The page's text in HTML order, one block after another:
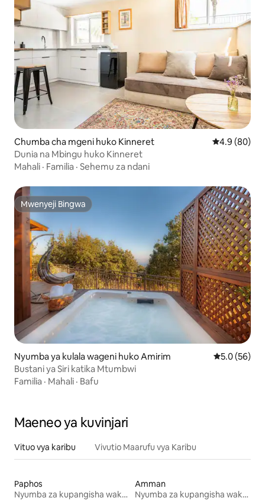
Chumba cha mgeni huko Kinneret Ukadiriaji
4.9 (80)
Dunia na Mbingu huko Kinneret
Mahali · Familia · Sehemu za ndani
Mwenyeji Bingwa
Mwenyeji Bingwa
Nyumba ya kulala wageni huko Amirim Ukadiriaji
5.0 (56)
Bustani ya Siri katika Mtumbwi
Familia · Mahali · Bafu
Maeneo ya kuvinjari
Vituo vya karibu Vivutio Maarufu vya Karibu
Paphos
Nyumba za kupangisha wakati wa likizo
Amman
Nyumba za kupangisha wakati wa likizo